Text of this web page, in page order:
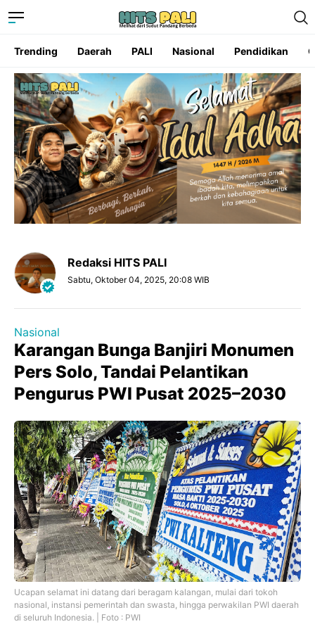
Trending Daerah PALI Nasional Pendidikan
Redaksi HITS PALI
Sabtu, Oktober 04, 2025, 20:08 WIB
Nasional
Karangan Bunga Banjiri Monumen
Pers Solo, Tandai Pelantikan
Pengurus PWI Pusat 2025–2030
Ucapan selamat ini datang dari beragam kalangan, mulai dari tokoh
nasional, instansi pemerintah dan swasta, hingga perwakilan PWI daerah
di seluruh Indonesia. | Foto : PWI